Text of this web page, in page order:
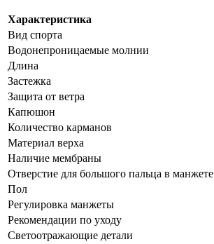
Характеристика
Вид спорта
Водонепроницаемые молнии
Длина
Застежка
Защита от ветра
Капюшон
Количество карманов
Материал верха
Наличие мембраны
Отверстие для большого пальца в манжете
Пол
Регулировка манжеты
Рекомендации по уходу
Светоотражающие детали